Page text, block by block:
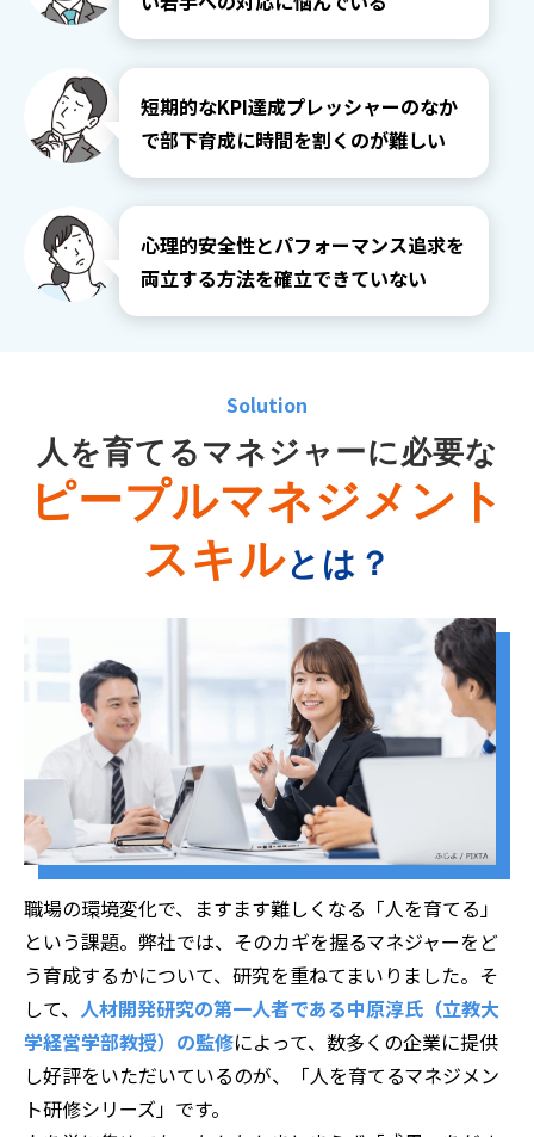
短期的なKPI達成プレッシャーのなか
で部下育成に時間を割くのが難しい
心理的安全性とパフォーマンス追求を
両立する方法を確立できていない
Solution
人を育てるマネジャーに必要な
ピープルマネジメント
スキルとは？
職場の環境変化で、ますます難しくなる「人を育てる」
という課題。弊社では、そのカギを握るマネジャーをど
う育成するかについて、研究を重ねてまいりました。そ
して、 人材開発研究の第一人者である中原淳氏（立教大
学経営学部教授）の監修によって、数多くの企業に提供
し好評をいただいているのが、「人を育てるマネジメン
ト研修シリーズ」です。